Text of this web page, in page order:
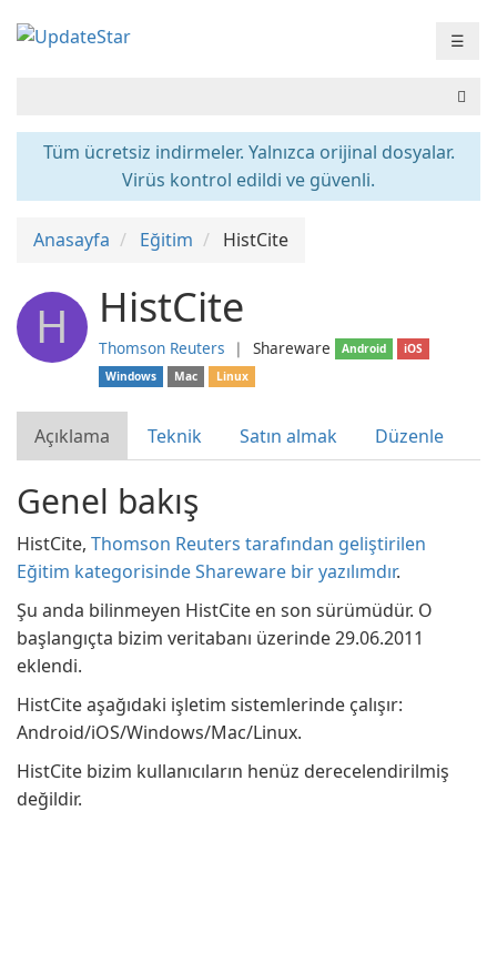
☰
Tüm ücretsiz indirmeler. Yalnızca orijinal dosyalar.
Virüs kontrol edildi ve güvenli.
Anasayfa Eğitim HistCite
H HistCite
Thomson Reuters ❘ Shareware Android
iOS
Windows
Mac Linux
Açıklama Teknik Satın almak Düzenle
Genel bakış
HistCite, Thomson Reuters tarafından geliştirilen
Eğitim kategorisinde Shareware bir yazılımdır.
Şu anda bilinmeyen HistCite en son sürümüdür. O
başlangıçta bizim veritabanı üzerinde 29.06.2011
eklendi.
HistCite aşağıdaki işletim sistemlerinde çalışır:
Android/iOS/Windows/Mac/Linux.
HistCite bizim kullanıcıların henüz derecelendirilmiş
değildir.